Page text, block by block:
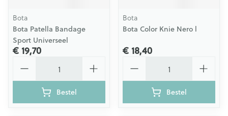
Bota
Bota Patella Bandage
Sport Universeel
€ 19,70
Bestel
Bota
Bota Color Knie Nero l
€ 18,40
Bestel